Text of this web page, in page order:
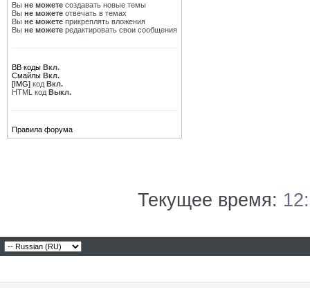
Вы не можете создавать новые темы
Вы не можете отвечать в темах
Вы не можете прикреплять вложения
Вы не можете редактировать свои сообщения
BB коды Вкл.
Смайлы Вкл.
[IMG] код Вкл.
HTML код Выкл.
Правила форума
Текущее время: